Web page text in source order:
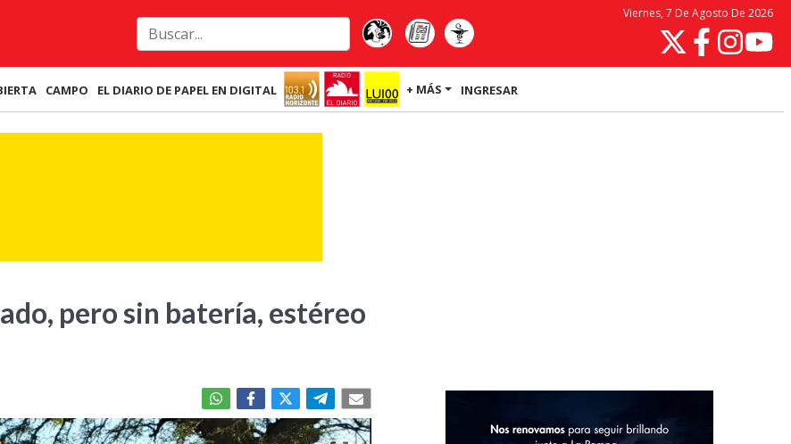
Viernes, 7 De Agosto De 2026
CAMPO EL DIARIO DE PAPEL EN DIGITAL + MÁS INGRESAR
pero sin batería, estéreo